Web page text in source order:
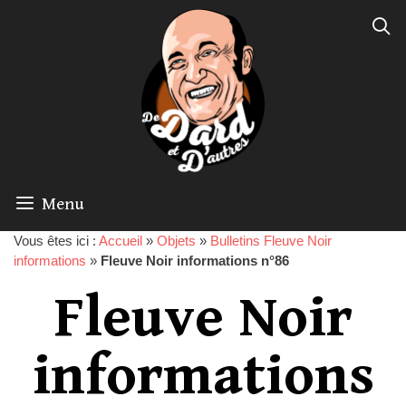
Menu
Vous êtes ici : Accueil » Objets » Bulletins Fleuve Noir
informations » Fleuve Noir informations n°86
Fleuve Noir
informations